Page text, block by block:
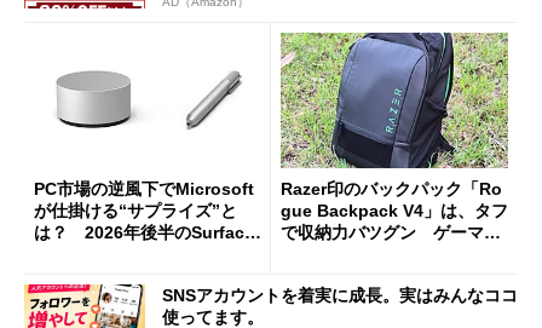
PC市場の逆風下でMicrosoft
が仕掛ける“サプライズ”と
は？ 2026年後半のSurface
Razer印のバックパック「Ro
gue Backpack V4」は、タフ
で収納力バツグン ゲーマー
SNSアカウントを着実に成長。実はみんなココ
使ってます。